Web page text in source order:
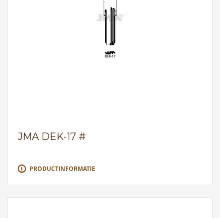
JMA DEK-17 #
PRODUCTINFORMATIE